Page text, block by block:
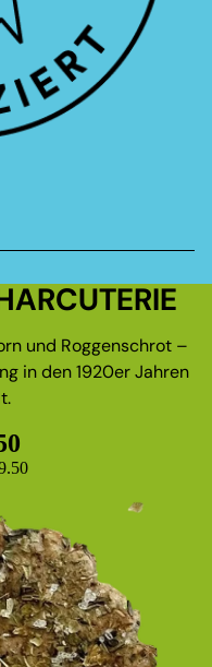
und Roggenschrot –
in den 1920er Jahren